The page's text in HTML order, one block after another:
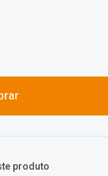
produto